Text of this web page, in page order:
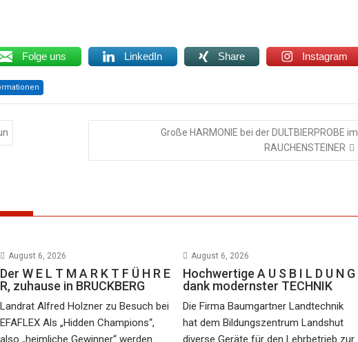
Folge uns LinkedIn Share Instagram
Große HARMONIE bei der DULTBIERPROBE im
RAUCHENSTEINER
August 6, 2026
Der W E L T M A R K T F Ü H R E
R, zuhause in BRUCKBERG
Landrat Alfred Holzner zu Besuch bei
EFAFLEX Als „Hidden Champions“,
also „heimliche Gewinner“ werden
August 6, 2026
Hochwertige A U S B I L D U N G
dank modernster TECHNIK
Die Firma Baumgartner Landtechnik
hat dem Bildungszentrum Landshut
diverse Geräte für den Lehrbetrieb zur